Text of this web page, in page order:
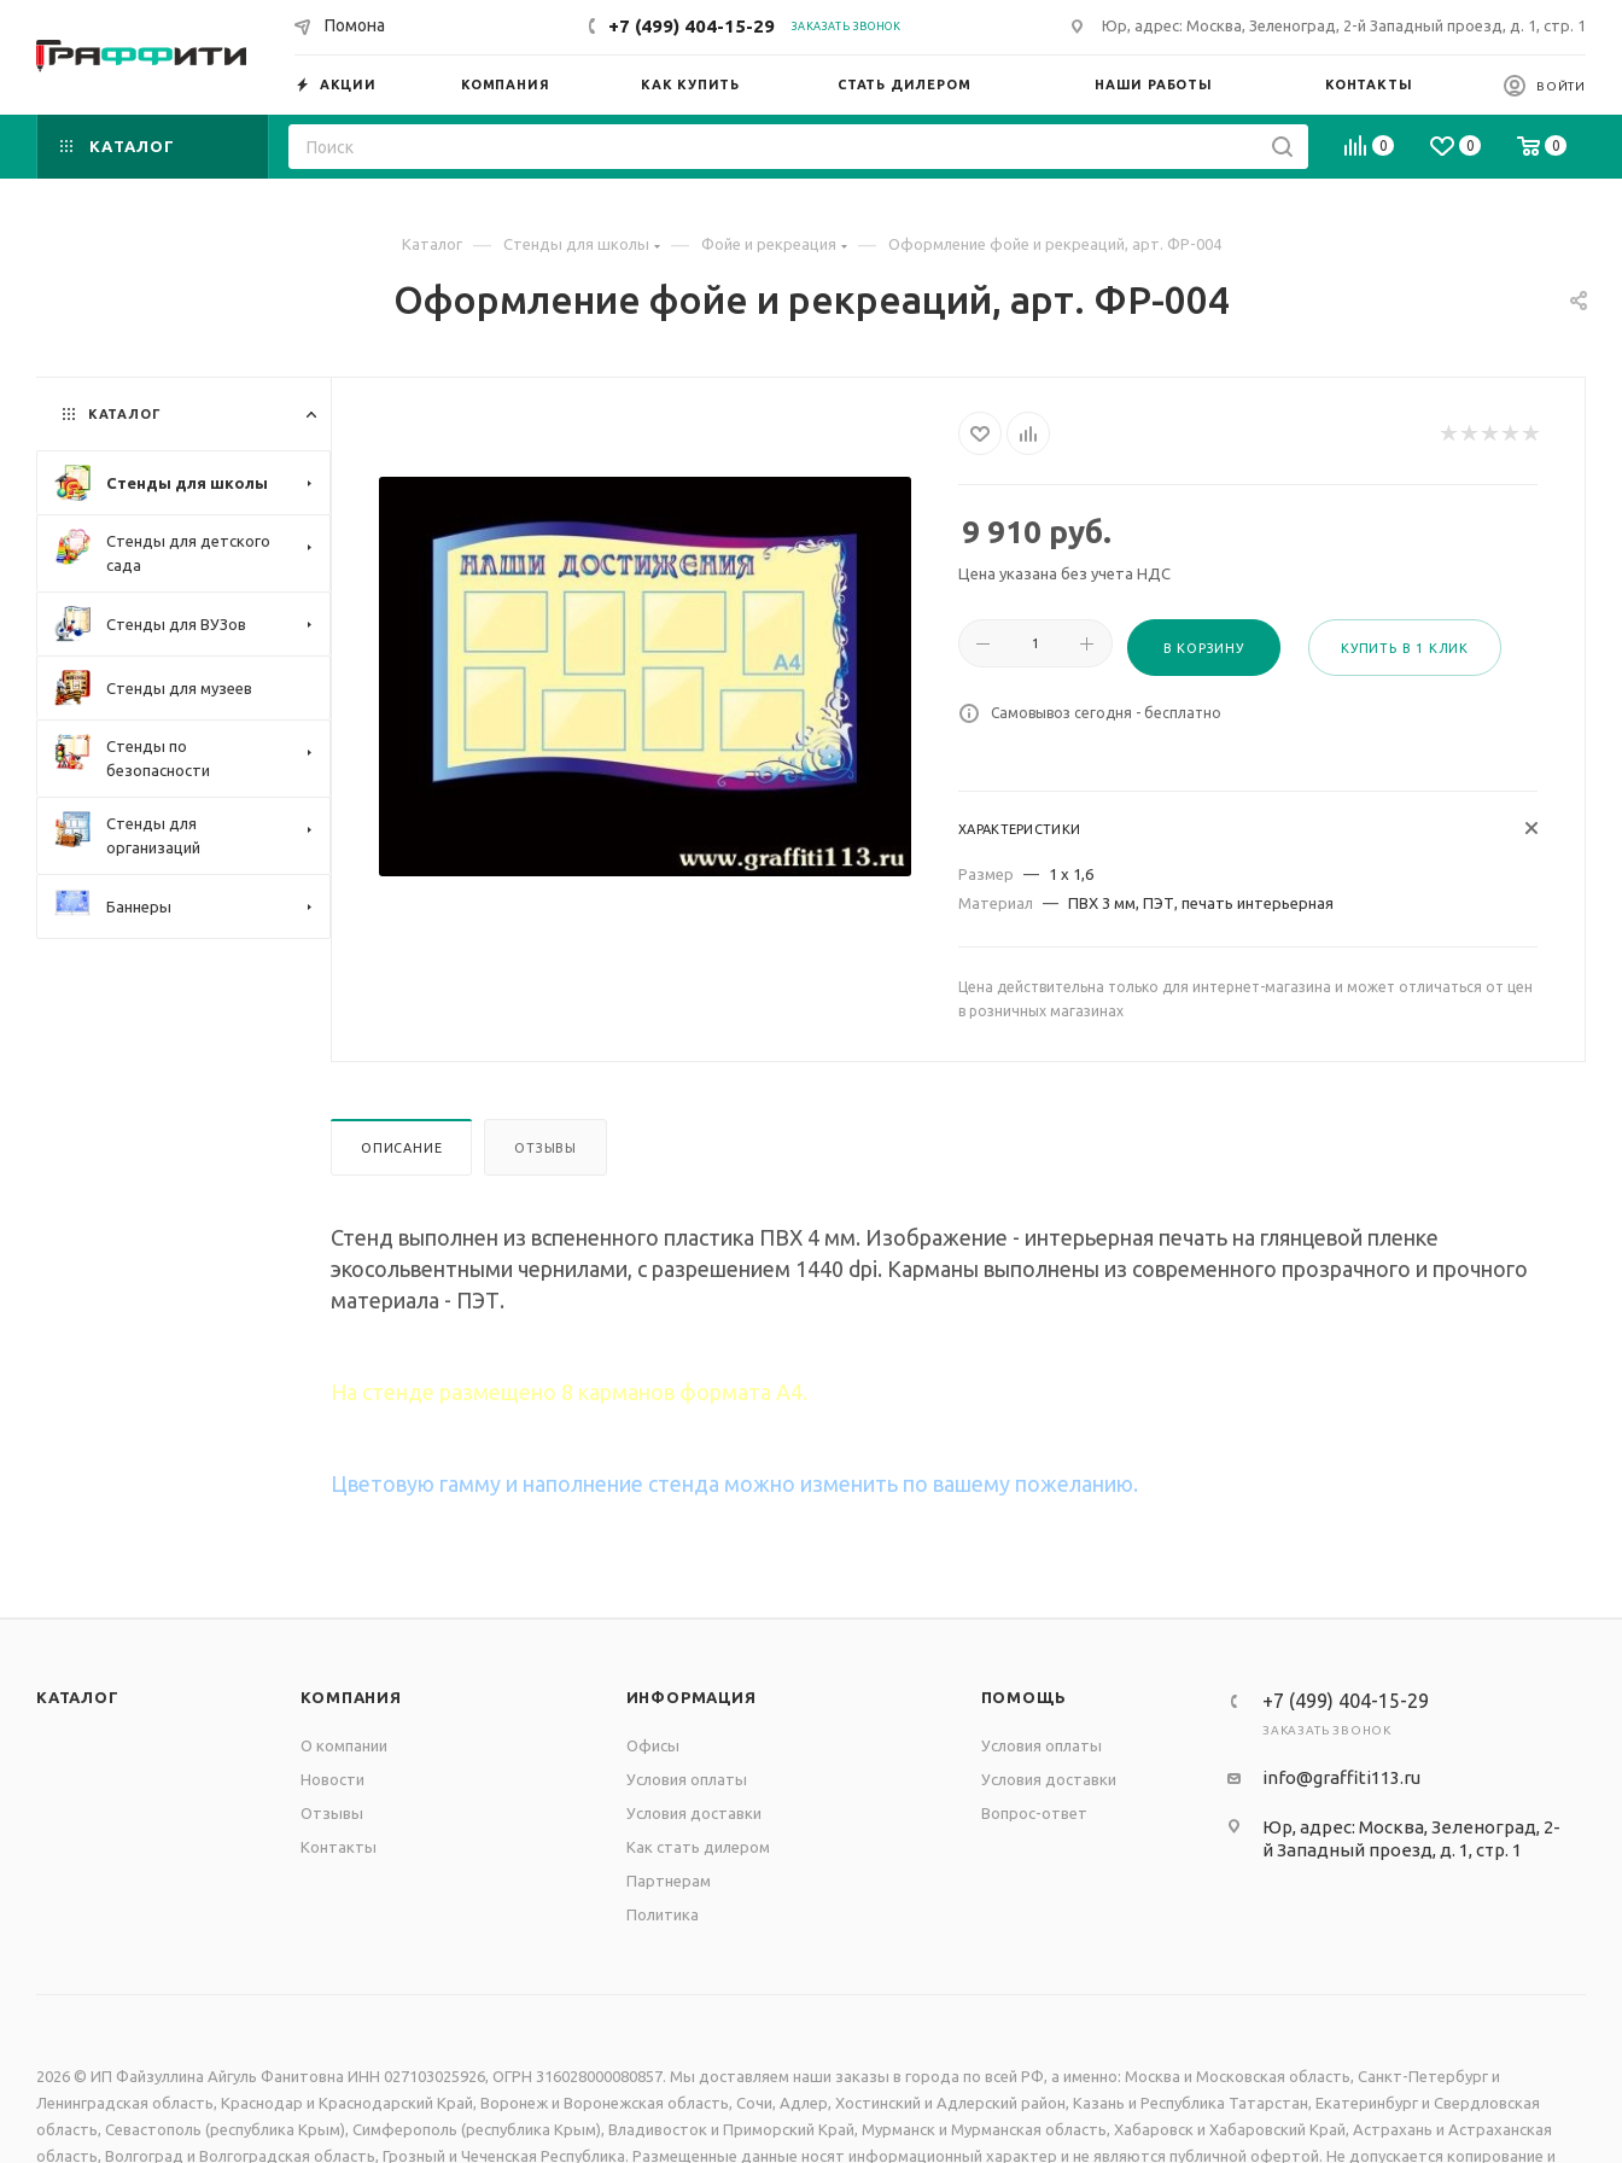
Помона +7 (499) 404-15-29 ЗАКАЗАТЬ ЗВОНОК Юр, адрес: Москва, Зеленоград, 2-й Западный проезд, д. 1, стр. 1
АКЦИИ КОМПАНИЯ КАК КУПИТЬ СТАТЬ ДИЛЕРОМ НАШИ РАБОТЫ КОНТАКТЫ ВОЙТИ
КАТАЛОГ 0 0 0
Каталог — Стенды для школы — Фойе и рекреация — Оформление фойе и рекреаций, арт. ФР-004
Оформление фойе и рекреаций, арт. ФР-004
9 910 руб.
Цена указана без учета НДС
В КОРЗИНУ КУПИТЬ В 1 КЛИК
Самовывоз сегодня - бесплатно
ХАРАКТЕРИСТИКИ
Размер —
1 х 1,6
Материал
— ПВХ 3 мм, ПЭТ, печать интерьерная
Цена действительна только для интернет-магазина и может отличаться от цен
в розничных магазинах
ОПИСАНИЕ ОТЗЫВЫ
Стенд выполнен из вспененного пластика ПВХ 4 мм. Изображение - интерьерная печать на глянцевой пленке
экосольвентными чернилами, с разрешением 1440 dpi. Карманы выполнены из современного прозрачного и прочного
материала - ПЭТ.
На стенде размещено 8 карманов формата А4.
Цветовую гамму и наполнение стенда можно изменить по вашему пожеланию.
КАТАЛОГ
Стенды для школы
Стенды для детского
сада
Стенды для ВУЗов
Стенды для музеев
Стенды по
безопасности
Стенды для
организаций
Баннеры
КАТАЛОГ КОМПАНИЯ
О компании
Новости
Отзывы
Контакты
ИНФОРМАЦИЯ
Офисы
Условия оплаты
Условия доставки
Как стать дилером
Партнерам
Политика
ПОМОЩЬ
Условия оплаты
Условия доставки
Вопрос-ответ
+7 (499) 404-15-29
ЗАКАЗАТЬ ЗВОНОК
info@graffiti113.ru
Юр, адрес: Москва, Зеленоград, 2-
й Западный проезд, д. 1, стр. 1
2026 © ИП Файзуллина Айгуль Фанитовна ИНН 027103025926, ОГРН 316028000080857. Мы доставляем наши заказы в города по всей РФ, а именно: Москва и Московская область, Санкт-Петербург и
Ленинградская область, Краснодар и Краснодарский Край, Воронеж и Воронежская область, Сочи, Адлер, Хостинский и Адлерский район, Казань и Республика Татарстан, Екатеринбург и Свердловская
область, Севастополь (республика Крым), Симферополь (республика Крым), Владивосток и Приморский Край, Мурманск и Мурманская область, Хабаровск и Хабаровский Край, Астрахань и Астраханская
область, Волгоград и Волгоградская область, Грозный и Чеченская Республика. Размещенные данные носят информационный характер и не являются публичной офертой. Не допускается копирование и